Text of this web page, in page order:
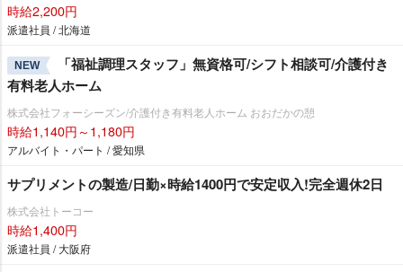
時給2,200円
派遣社員 / 北海道
NEW
「福祉調理スタッフ」無資格可/シフト相談可/介護付き
有料老人ホーム
株式会社フォーシーズン/介護付き有料老人ホーム おおだかの憩
時給1,140円～1,180円
アルバイト・パート / 愛知県
サプリメントの製造/日勤×時給1400円で安定収入!完全週休2日
株式会社トーコー
時給1,400円
派遣社員 / 大阪府